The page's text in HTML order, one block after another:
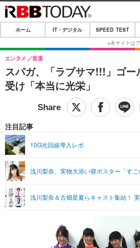
ホーム
IT・デジタル
IT・デジタルTOP
ショッピング
SPEED TEST
エンタメTOP
グラビア
ショッピング
ライフTOP
リリース一覧
プッシュ通知の停止方法
ホーム IT・デジタル SPEED TEST
スパガ、「ラブサマ!!!」ゴー
受け「本当に光栄」
エンタメ 音楽
注目記事
10G光回線導入レポ
浅川梨奈、実物大添い寝ポスター「すご
浅川梨奈＆古畑星夏らキャスト集結！